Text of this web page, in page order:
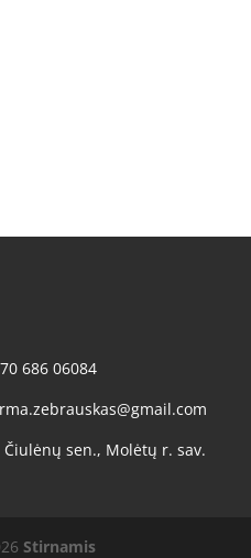
686 06084
Čiulėnų sen., Molėtų r. sav.
Stirnamis